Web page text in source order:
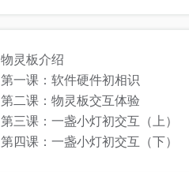
物灵板介绍
第一课：软件硬件初相识
第二课：物灵板交互体验
第三课：一盏小灯初交互（上）
第四课：一盏小灯初交互（下）